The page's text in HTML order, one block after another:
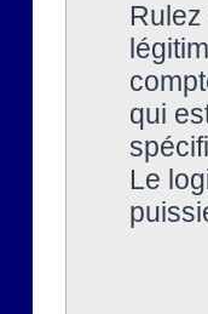
qui
Le